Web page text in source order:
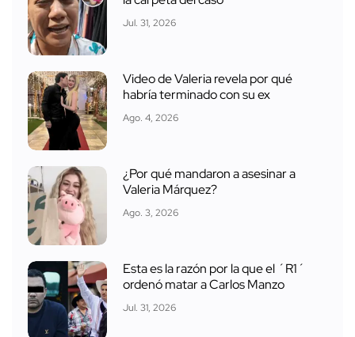
Jul. 31, 2026
Video de Valeria revela por qué
habría terminado con su ex
Ago. 4, 2026
¿Por qué mandaron a asesinar a
Valeria Márquez?
Ago. 3, 2026
Esta es la razón por la que el ´R1´
ordenó matar a Carlos Manzo
Jul. 31, 2026